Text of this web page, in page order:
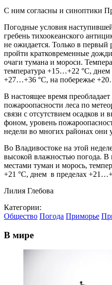
С ним согласны и синоптики
Погодные условия
гребень тихоокеанского
не ожидается. Только в первый
пройти кратковременные
очаги тумана и мороси.
температура +15…+22 °C,
+27…+36 °C, на побережье
В настоящее время
пожароопасности леса по
связи с отсутствием осадков
фоном, уровень
недели во многих районах они
Во Владивостоке на этой
высокой влажностью погода.
местами туман и морось,
+21 °C, днем в пределах
Лилия Глебова
Категории:
Общество Погода Приморье
В мире